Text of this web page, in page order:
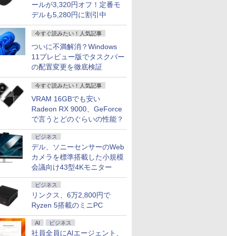
ールが3,320円オフ！定番モ
デルも5,280円に割引中
今すぐ読みたい！人気記事
ついに不満解消？Windows
11プレビュー版でタスクバー
の配置変更を徹底検証
今すぐ読みたい！人気記事
VRAM 16GBでも安い
Radeon RX 9000、GeForce
で言うとどのぐらいの性能？
ビジネス
デル、ソニーセンサーのWeb
カメラを標準搭載した小規模
会議向け43型4Kモニター
ビジネス
リンクス、6万2,800円で
Ryzen 5搭載のミニPC
AI ビジネス
社員全員にAIエージェント、